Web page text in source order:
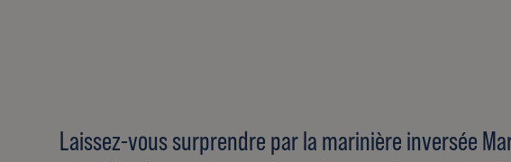
Laissez-vous surprendre par la marinière inversée